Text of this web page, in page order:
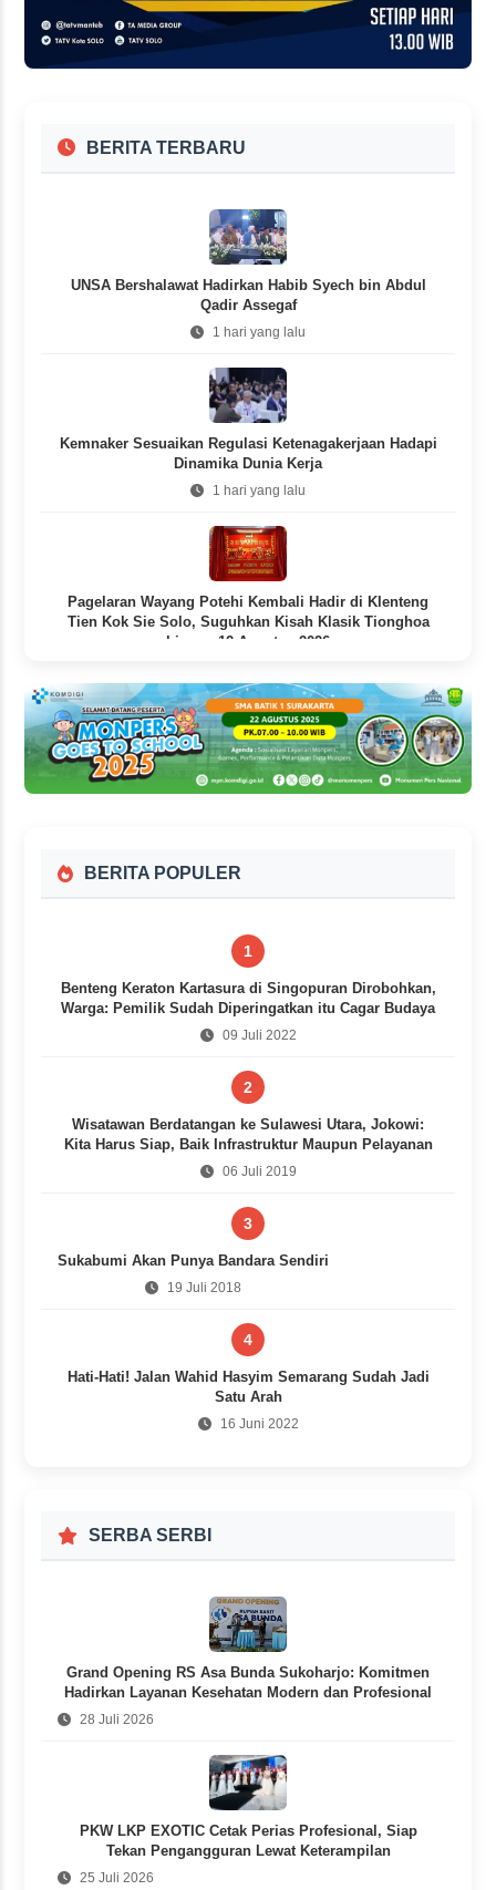
BERITA TERBARU
UNSA Bershalawat Hadirkan Habib Syech bin Abdul
Qadir Assegaf
1 hari yang lalu
Kemnaker Sesuaikan Regulasi Ketenagakerjaan Hadapi
Dinamika Dunia Kerja
1 hari yang lalu
Pagelaran Wayang Potehi Kembali Hadir di Klenteng
Tien Kok Sie Solo, Suguhkan Kisah Klasik Tionghoa
hingga 12 Agustus 2026
BERITA POPULER
1
Benteng Keraton Kartasura di Singopuran Dirobohkan,
Warga: Pemilik Sudah Diperingatkan itu Cagar Budaya
09 Juli 2022
2
Wisatawan Berdatangan ke Sulawesi Utara, Jokowi:
Kita Harus Siap, Baik Infrastruktur Maupun Pelayanan
06 Juli 2019
3
Sukabumi Akan Punya Bandara Sendiri
19 Juli 2018
4
Hati-Hati! Jalan Wahid Hasyim Semarang Sudah Jadi
Satu Arah
16 Juni 2022
SERBA SERBI
Grand Opening RS Asa Bunda Sukoharjo: Komitmen
Hadirkan Layanan Kesehatan Modern dan Profesional
28 Juli 2026
PKW LKP EXOTIC Cetak Perias Profesional, Siap
Tekan Pengangguran Lewat Keterampilan
25 Juli 2026